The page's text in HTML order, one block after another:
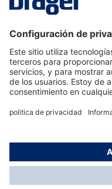
Servicio de
Ayuda
Información
© Dräger Hispania
*Todos los precios no